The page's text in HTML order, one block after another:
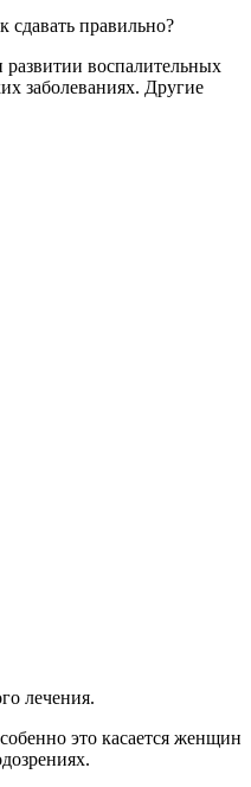
сдавать правильно?
воспалительных
заболеваниях. Другие
лечения.
это касается женщин